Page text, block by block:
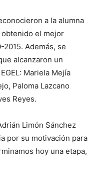
a la alumna
el mejor
Además, se
alcanzaron un
Mariela Mejía
Paloma Lazcano
Reyes.
Limón Sánchez
por su motivación para
hoy una etapa,